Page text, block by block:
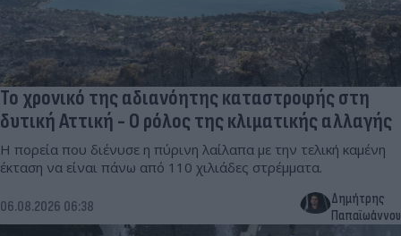
Το χρονικό της αδιανόητης καταστροφής στη
δυτική Αττική - Ο ρόλος της κλιματικής αλλαγής
Η πορεία που διένυσε η πύρινη λαίλαπα με την τελική καμένη
έκταση να είναι πάνω από 110 χιλιάδες στρέμματα.
06.08.2026 06:38
Δημήτρης
Παπαϊωάννου